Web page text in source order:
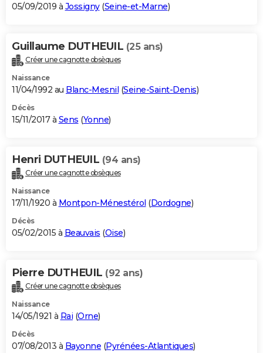
05/09/2019 à Jossigny(Seine-et-Marne)
Guillaume DUTHEUIL (25 ans)
Créer une cagnotte obsèques
Naissance
11/04/1992 au Blanc-Mesnil (Seine-Saint-Denis)
Décès
15/11/2017 à Sens (Yonne)
Henri DUTHEUIL (94 ans)
Créer une cagnotte obsèques
Naissance
17/11/1920 à Montpon-Ménestérol (Dordogne)
Décès
05/02/2015 à Beauvais (Oise)
Pierre DUTHEUIL (92 ans)
Créer une cagnotte obsèques
Naissance
14/05/1921 à Rai (Orne)
Décès
07/08/2013 à Bayonne (Pyrénées-Atlantiques)